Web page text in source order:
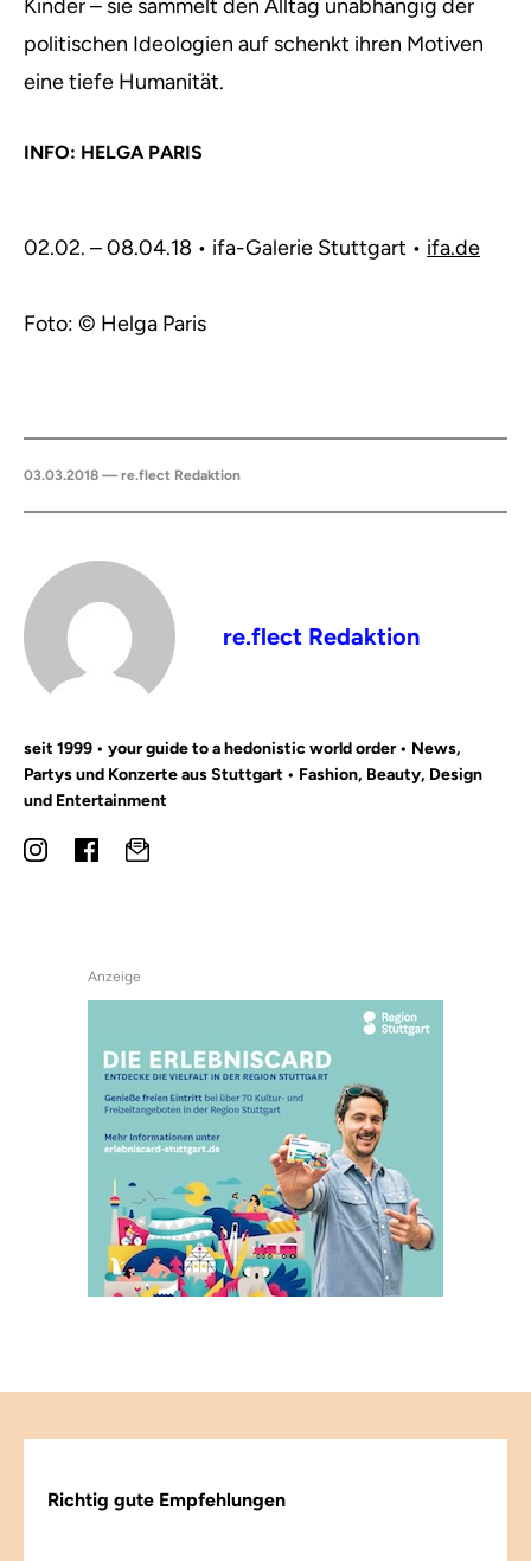
Kinder – sie sammelt den Alltag unabhängig der
politischen Ideologien auf schenkt ihren Motiven
eine tiefe Humanität.
INFO: HELGA PARIS
02.02. – 08.04.18 • ifa-Galerie Stuttgart • ifa.de
Foto: © Helga Paris
03.03.2018 — re.flect Redaktion
re.flect Redaktion
seit 1999 • your guide to a hedonistic world order • News,
Partys und Konzerte aus Stuttgart • Fashion, Beauty, Design
und Entertainment
Anzeige
Richtig gute Empfehlungen